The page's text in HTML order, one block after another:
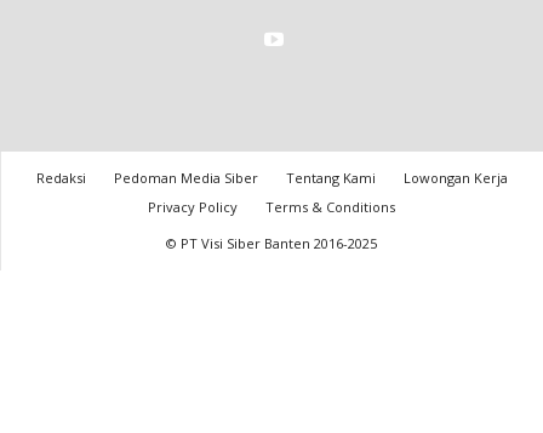
Redaksi Pedoman Media Siber Tentang Kami
Lowongan Kerja
Privacy Policy
Terms & Conditions
© PT Visi Siber Banten 2016-2025